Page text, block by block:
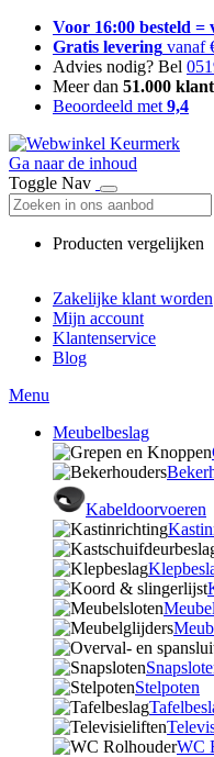
Voor 16:00 besteld
Gratis levering vanaf
Advies nodig? Bel
Meer dan 51.000
Beoordeeld met 9,4
Ga naar de inhoud
Toggle Nav
Producten vergelijken
Zakelijke klant worden
Mijn account
Klantenservice
Blog
Menu
Meubelbeslag
Kabeldoorvoeren
Stelpoten
WC